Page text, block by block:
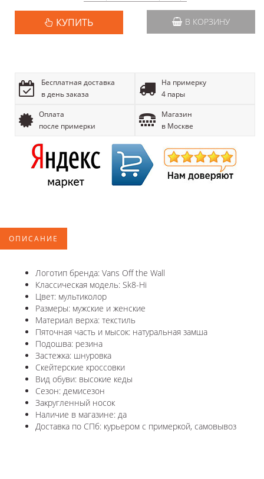
КУПИТЬ В КОРЗИНУ
Бесплатная доставка
в день заказа
На примерку
4 пары
Оплата
после примерки
Магазин
в Москве
ОПИСАНИЕ
Логотип бренда: Vans Off the Wall
Классическая модель: Sk8-Hi
Цвет: мультиколор
Размеры: мужские и женские
Материал верха: текстиль
Пяточная часть и мысок: натуральная замша
Подошва: резина
Застежка: шнуровка
Скейтерские кроссовки
Вид обуви: высокие кеды
Сезон: демисезон
Закругленный носок
Наличие в магазине: да
Доставка по СПб: курьером с примеркой, самовывоз